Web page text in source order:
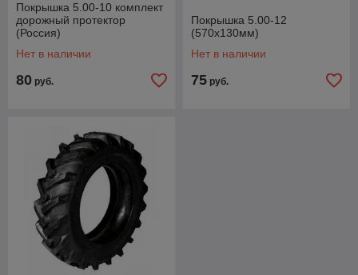
Покрышка 5.00-10 комплект
дорожный протектор
(Россия)
Нет в наличии
80 руб.
Покрышка 5.00-12
(570x130мм)
Нет в наличии
75 руб.